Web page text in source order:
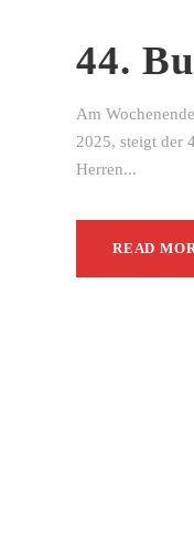
44.
Am
2025, steigt der
Herren...
READ